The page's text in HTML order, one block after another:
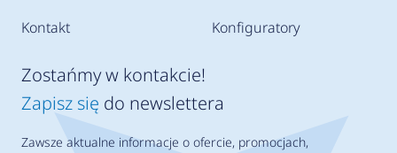
Kontakt Konfiguratory
Zostańmy w kontakcie!
Zapisz się do newslettera
Zawsze aktualne informacje o ofercie, promocjach,